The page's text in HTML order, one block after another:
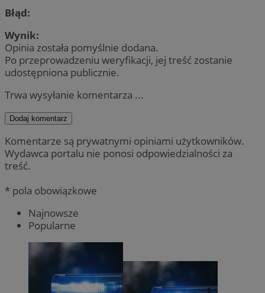
Błąd:
Wynik:
Opinia została pomyślnie dodana.
Po przeprowadzeniu weryfikacji, jej treść zostanie
udostępniona publicznie.
Trwa wysyłanie komentarza ...
Dodaj komentarz
Komentarze są prywatnymi opiniami użytkowników.
Wydawca portalu nie ponosi odpowiedzialności za
treść.
* pola obowiązkowe
Najnowsze
Popularne